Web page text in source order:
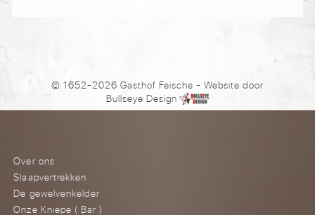
© 1652-2026 Gasthof Feische- Website door
Bullseye Design
Over ons
Slaapvertrekken
De gewelvenkelder
Onze Kniepe ( Bar )